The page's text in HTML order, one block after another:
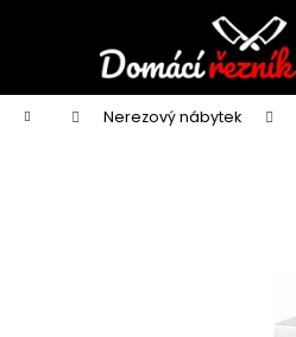
Domů Nerezový nábytek
í
Zpět
do
obchodu
Zpět
do
obchodu